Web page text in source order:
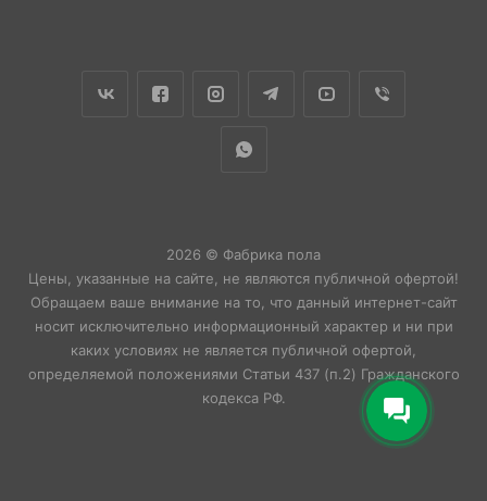
2026 © Фабрика пола
Цены, указанные на сайте, не являются публичной офертой!
Обращаем ваше внимание на то, что данный интернет-сайт
носит исключительно информационный характер и ни при
каких условиях не является публичной офертой,
определяемой положениями Статьи 437 (п.2) Гражданского
кодекса РФ.